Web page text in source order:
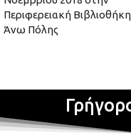
Περιφερειακή Βιβλιοθήκη
Άνω Πόλης